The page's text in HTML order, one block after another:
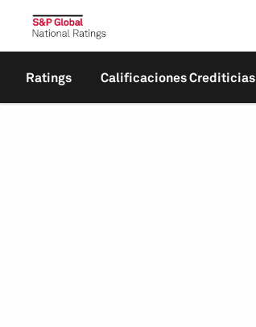
Ratings Calificaciones Crediticias